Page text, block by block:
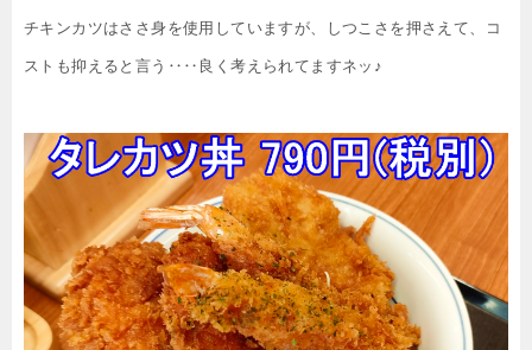
チキンカツはささ身を使用していますが、しつこさを押さえて、コ
ストも抑えると言う‥‥良く考えられてますネッ♪